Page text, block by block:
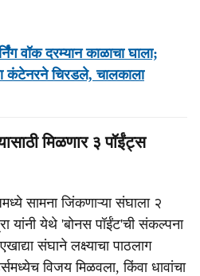
वॉक दरम्यान काळाचा घाला;
कंटेनरने चिरडले, चालकाला
मिळणार ३ पॉईंट्स
सामना जिंकणाऱ्या संघाला २
यांनी येथे 'बोनस पॉईंट'ची संकल्पना
संघाने लक्ष्याचा पाठलाग
विजय मिळवला, किंवा धावांचा